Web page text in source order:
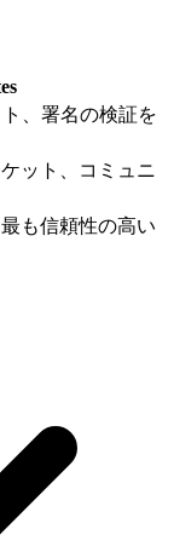
、署名の検証を
ット、コミュニ
も信頼性の高い